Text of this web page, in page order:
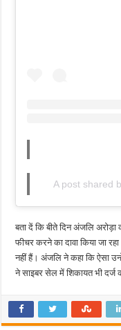
A post shared
बता दें कि बीते दिन अंजलि
फीचर करने का दावा किया जा
नहीं हैं। अंजलि ने कहा कि ऐसा
ने साइबर सेल में शिकायत भी दर्ज